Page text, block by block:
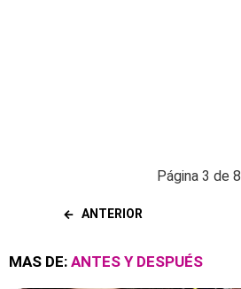
Página 3 de 8
ANTERIOR
MAS DE: ANTES Y DESPUÉS